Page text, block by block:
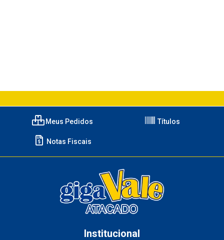
Meus Pedidos Títulos
Notas Fiscais
Institucional